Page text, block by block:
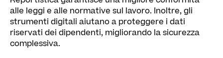
alle leggi e alle normative sul lavoro. Inoltre, gli
strumenti digitali aiutano a proteggere i dati
riservati dei dipendenti, migliorando la sicurezza
complessiva.